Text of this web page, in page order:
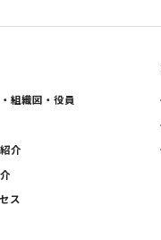
組織図・役員
介
ス